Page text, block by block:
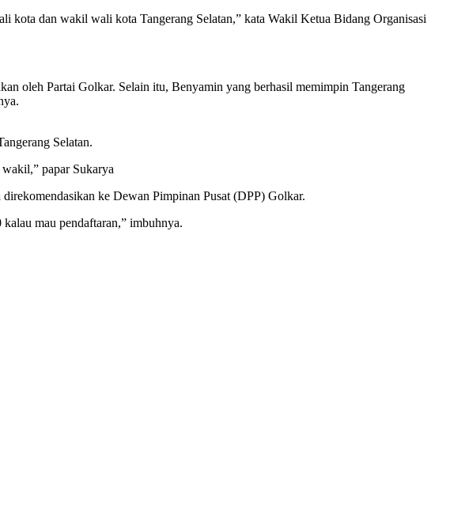
kota dan wakil wali kota Tangerang Selatan,” kata Wakil Ketua Bidang Organisasi
oleh Partai Golkar. Selain itu, Benyamin yang berhasil memimpin Tangerang
Selatan.
papar Sukarya
ke Dewan Pimpinan Pusat (DPP) Golkar.
mau pendaftaran,” imbuhnya.